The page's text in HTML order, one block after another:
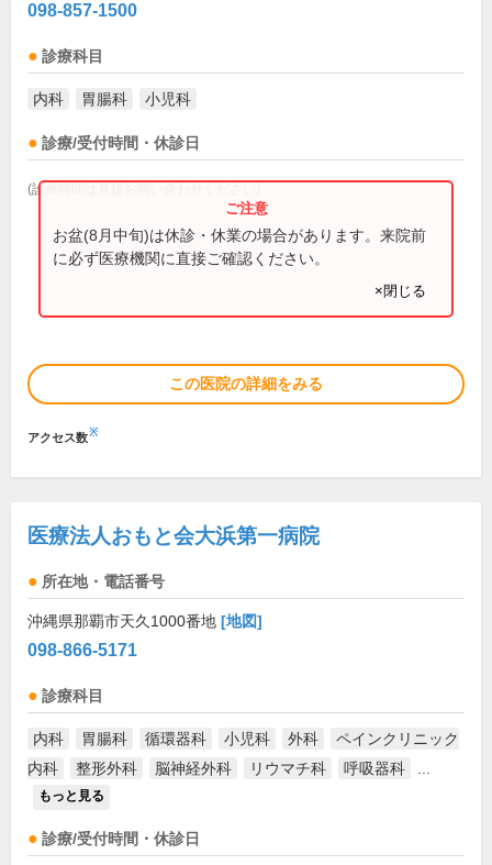
098-857-1500
診療科目
内科 胃腸科 小児科
診療/受付時間・休診日
(診療時間は直接お問い合わせください)
お盆(8月中旬)は休診・休業の場合があります。来院前
に必ず医療機関に直接ご確認ください。
×閉じる
この医院の詳細をみる
アクセス数※
医療法人おもと会大浜第一病院
所在地・電話番号
沖縄県那覇市天久1000番地 [地図]
098-866-5171
診療科目
内科 胃腸科 循環器科 小児科 外科
ペインクリニック
内科
整形外科 脳神経外科 リウマチ科 呼吸器科
もっと見る
診療/受付時間・休診日